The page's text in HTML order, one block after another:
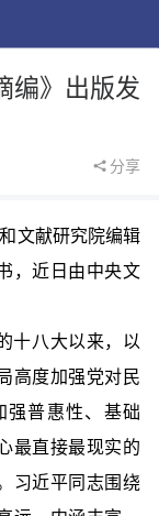
编》出版发
分享
文献研究院编辑
，近日由中央文
八大以来，以
高度加强党对民
强普惠性、基础
最直接最现实的
习近平同志围绕